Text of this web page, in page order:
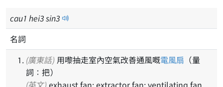
cau1 hei3sin3
名詞
(廣東話) 用嚟抽走室內空氣改善通風嘅電風扇 （量
詞：把）
(英文) exhaust fan; extractor fan; ventilating fan